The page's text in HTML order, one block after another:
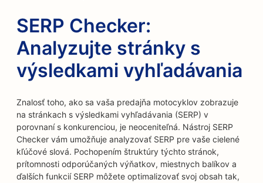
SERP Checker:
Analyzujte stránky s
výsledkami vyhľadávania
Znalosť toho, ako sa vaša predajňa motocyklov zobrazuje
na stránkach s výsledkami vyhľadávania (SERP) v
porovnaní s konkurenciou, je neoceniteľná. Nástroj SERP
Checker vám umožňuje analyzovať SERP pre vaše cielené
kľúčové slová. Pochopením štruktúry týchto stránok,
prítomnosti odporúčaných výňatkov, miestnych balíkov a
ďalších funkcií SERP môžete optimalizovať svoj obsah tak,